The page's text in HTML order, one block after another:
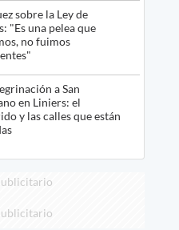
sobre la Ley de
"Es una pelea que
no fuimos
a San
en Liniers: el
y las calles que están